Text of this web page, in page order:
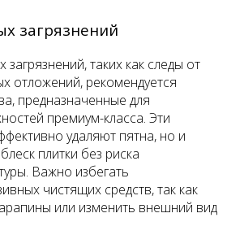
загрязнений
таких как следы от
отложений, рекомендуется
предназначенные для
премиум-класса. Эти
удаляют пятна, но и
плитки без риска
Важно избегать
чистящих средств, так как
или изменить внешний вид